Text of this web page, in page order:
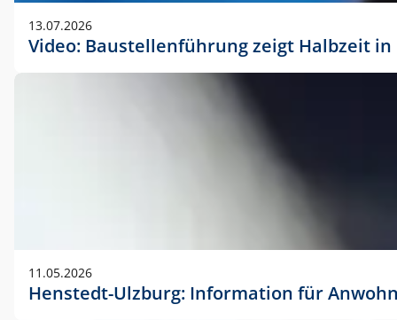
13.07.2026
Video: Baustellenführung zeigt Halbzeit
11.05.2026
Henstedt-Ulzburg: Information für